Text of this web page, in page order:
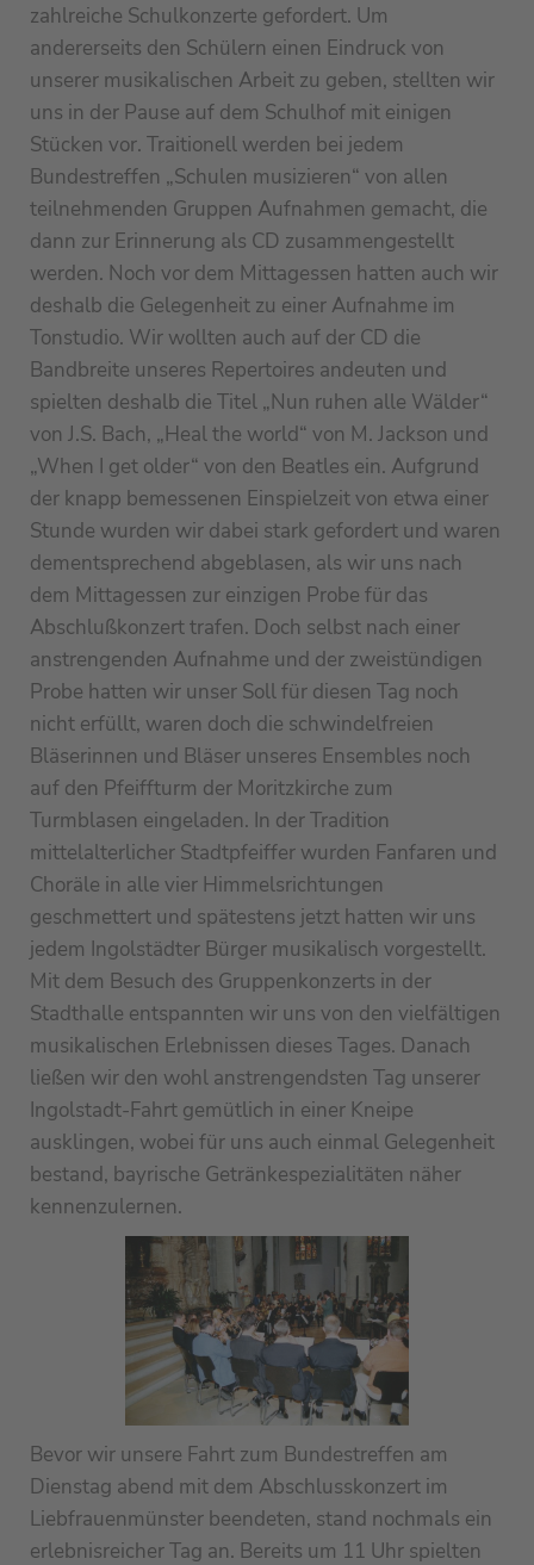
zahlreiche Schulkonzerte gefordert. Um
andererseits den Schülern einen Eindruck von
unserer musikalischen Arbeit zu geben, stellten wir
uns in der Pause auf dem Schulhof mit einigen
Stücken vor. Traitionell werden bei jedem
Bundestreffen „Schulen musizieren“ von allen
teilnehmenden Gruppen Aufnahmen gemacht, die
dann zur Erinnerung als CD zusammengestellt
werden. Noch vor dem Mittagessen hatten auch wir
deshalb die Gelegenheit zu einer Aufnahme im
Tonstudio. Wir wollten auch auf der CD die
Bandbreite unseres Repertoires andeuten und
spielten deshalb die Titel „Nun ruhen alle Wälder“
von J.S. Bach, „Heal the world“ von M. Jackson und
„When I get older“ von den Beatles ein. Aufgrund
der knapp bemessenen Einspielzeit von etwa einer
Stunde wurden wir dabei stark gefordert und waren
dementsprechend abgeblasen, als wir uns nach
dem Mittagessen zur einzigen Probe für das
Abschlußkonzert trafen. Doch selbst nach einer
anstrengenden Aufnahme und der zweistündigen
Probe hatten wir unser Soll für diesen Tag noch
nicht erfüllt, waren doch die schwindelfreien
Bläserinnen und Bläser unseres Ensembles noch
auf den Pfeiffturm der Moritzkirche zum
Turmblasen eingeladen. In der Tradition
mittelalterlicher Stadtpfeiffer wurden Fanfaren und
Choräle in alle vier Himmelsrichtungen
geschmettert und spätestens jetzt hatten wir uns
jedem Ingolstädter Bürger musikalisch vorgestellt.
Mit dem Besuch des Gruppenkonzerts in der
Stadthalle entspannten wir uns von den vielfältigen
musikalischen Erlebnissen dieses Tages. Danach
ließen wir den wohl anstrengendsten Tag unserer
Ingolstadt-Fahrt gemütlich in einer Kneipe
ausklingen, wobei für uns auch einmal Gelegenheit
bestand, bayrische Getränkespezialitäten näher
kennenzulernen.
Bevor wir unsere Fahrt zum Bundestreffen am
Dienstag abend mit dem Abschlusskonzert im
Liebfrauenmünster beendeten, stand nochmals ein
erlebnisreicher Tag an. Bereits um 11 Uhr spielten